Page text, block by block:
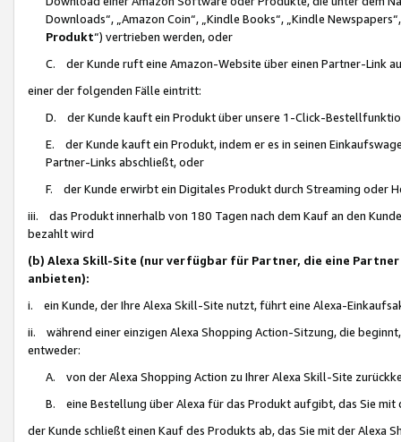
Downloads“, „Amazon Coin“, „Kindle Books“, „Kindle
Produkt“) vertrieben werden, oder
C. der Kunde ruft eine Amazon-Website über einen Partner-Link
einer der folgenden Fälle eintritt:
D. der Kunde kauft ein Produkt über unsere 1-Click-
E. der Kunde kauft ein Produkt, indem er es in seinen
Partner-Links abschließt, oder
F. der Kunde erwirbt ein Digitales Produkt durch Streaming oder
iii. das Produkt innerhalb von 180 Tagen nach dem Kauf an den
bezahlt wird
(b) Alexa Skill-Site (nur verfügbar für Partner, die eine
anbieten):
i. ein Kunde, der Ihre Alexa Skill-Site nutzt, führt eine Alexa-
ii. während einer einzigen Alexa Shopping Action-Sitzung, die
entweder:
A. von der Alexa Shopping Action zu Ihrer Alexa Skill-Site
B. eine Bestellung über Alexa für das Produkt aufgibt, das Sie mit
der Kunde schließt einen Kauf des Produkts ab, das Sie mit der Alexa